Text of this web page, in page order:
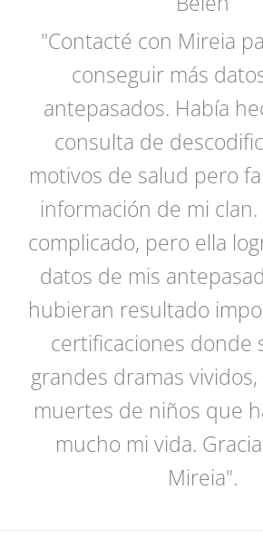
"Contacté con Mireia
conseguir más
antepasados. Había
consulta de
motivos de salud pero
información de mi
complicado, pero ella
datos de mis
hubieran resultado
certificaciones donde
grandes dramas
muertes de niños que
mucho mi vida.
Mireia".